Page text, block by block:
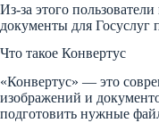
Из-за этого
документы для Госуслуг
Что такое Конвертус
«Конвертус» — это
изображений и
подготовить нужные